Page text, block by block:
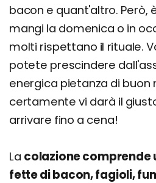
bacon e quant'altro. Però,
mangi la domenica o in
molti rispettano il rituale.
potete prescindere
energica pietanza di buon
certamente vi darà il
arrivare fino a cena!
La colazione comprende
fette di bacon, fagioli,